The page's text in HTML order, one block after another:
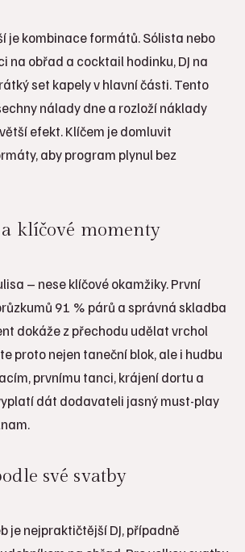
je kombinace formátů. Sólista nebo
na obřad a cocktail hodinku, DJ na
set kapely v hlavní části. Tento
nálady dne a rozloží náklady
efekt. Klíčem je domluvit
aby program plynul bez
klíčové momenty
– nese klíčové okamžiky. První
91 % párů a správná skladba
dokáže z přechodu udělat vrchol
proto nejen taneční blok, ale i hudbu
prvnímu tanci, krájení dortu a
dát dodavateli jasný must-play
své svatby
je nejpraktičtější DJ, případně